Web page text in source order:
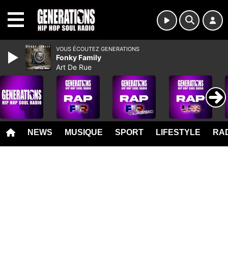
NEWS MUSIQUE SPORT LIFESTYLE
VOUS ÉCOUTEZ GENERATIONS
Fonky Family
Art De Rue